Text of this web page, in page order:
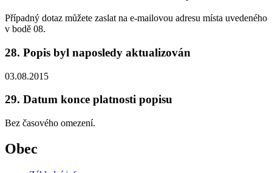
Případný dotaz můžete zaslat na e-mailovou adresu místa uvedeného
v bodě 08.
28. Popis byl naposledy aktualizován
03.08.2015
29. Datum konce platnosti popisu
Bez časového omezení.
Obec